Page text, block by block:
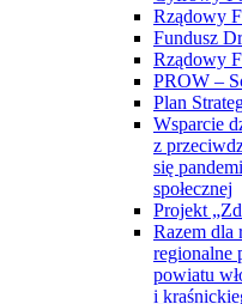
Rządowy
Fundusz
Rządowy
PROW –
Plan
Wsparcie
z
się
społecznej
Projekt
Razem dla
regionalne
powiatu
i